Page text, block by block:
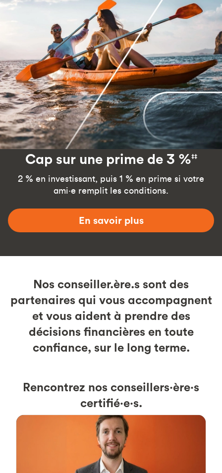
Cap sur une prime de 3 %‡‡
2 % en investissant, puis 1 % en prime si votre
ami·e remplit les conditions.
En savoir plus
Nos conseiller.ère.s sont des
partenaires qui vous accompagnent
et vous aident à prendre des
décisions financières en toute
confiance, sur le long terme.
Rencontrez nos conseillers·ère·s
certifié·e·s.